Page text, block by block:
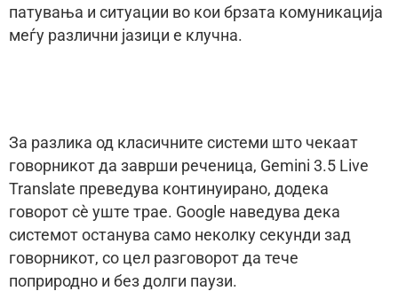
патувања и ситуации во кои брзата комуникација
меѓу различни јазици е клучна.
За разлика од класичните системи што чекаат
говорникот да заврши реченица, Gemini 3.5 Live
Translate преведува континуирано, додека
говорот сè уште трае. Google наведува дека
системот останува само неколку секунди зад
говорникот, со цел разговорот да тече
поприродно и без долги паузи.